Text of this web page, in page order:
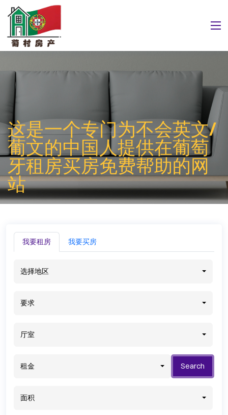
这是一个专门为不会英文/
葡文的中国人提供在葡萄
牙租房买房免费帮助的网
站
我要租房 我要买房
选择地区
要求
厅室
租金 Search
面积